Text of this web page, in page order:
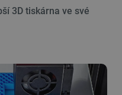
3D tiskárna ve své